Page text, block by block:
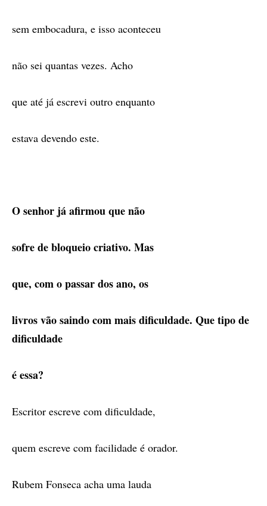
sem embocadura, e isso aconteceu
não sei quantas vezes. Acho
que até já escrevi outro enquanto
estava devendo este.
O senhor já afirmou que não
sofre de bloqueio criativo. Mas
que, com o passar dos ano, os
livros vão saindo com mais dificuldade. Que tipo de
dificuldade
é essa?
Escritor escreve com dificuldade,
quem escreve com facilidade é orador.
Rubem Fonseca acha uma lauda